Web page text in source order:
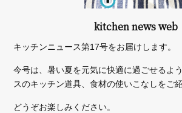
kitchen news web
キッチンニュース第17号をお届けします。
今号は、暑い夏を元気に快適に過ごせるよ
スのキッチン道具、食材の使いこなしをご
どうぞお楽しみください。